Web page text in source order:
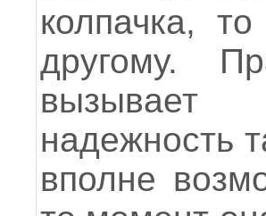
колпачка,
другому.
надежность
вполне